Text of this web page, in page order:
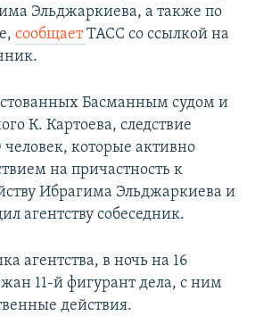
Эльджаркиева, а также по
сообщаетТАСС со ссылкой на
Басманным судом и
К. Картоева, следствие
которые активно
на причастность к
Ибрагима Эльджаркиева и
агентству собеседник.
агентства, в ночь на 16
11-й фигурант дела, с ним
действия.